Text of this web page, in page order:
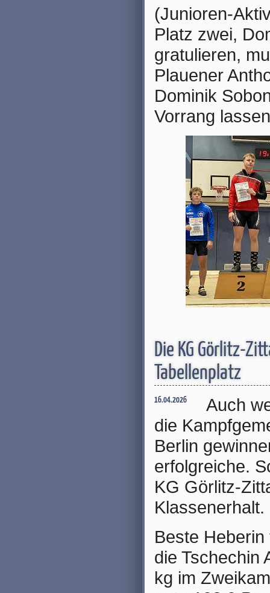
(Junioren-
Platz zwei,
gratulieren,
Plauener
Dominik
Vorrang
Die KG Görlitz-
Tabellenplatz
16.04.2026
Auch
die
Berlin
erfolgreiche.
KG Görlitz-
Klassenerhalt.
Beste
die Tschechin
kg im